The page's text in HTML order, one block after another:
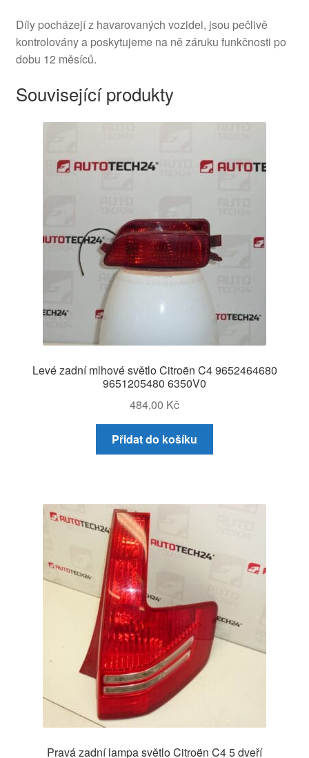
Díly pocházejí z havarovaných vozidel, jsou pečlivě
kontrolovány a poskytujeme na ně záruku funkčnosti po
dobu 12 měsíců.
Související produkty
Levé zadní mlhové světlo Citroën C4 9652464680
9651205480 6350V0
484,00 Kč
Přidat do košíku
Pravá zadní lampa světlo Citroën C4 5 dveří